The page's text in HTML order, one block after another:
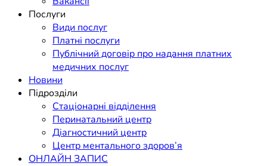
Послуги
Види послуг
Платні послуги
Публічний договір про надання платних
медичних послуг
Новини
Підрозділи
Стаціонарні відділення
Перинатальний центр
Діагностичний центр
Центр ментального здоров’я
ОНЛАЙН ЗАПИС